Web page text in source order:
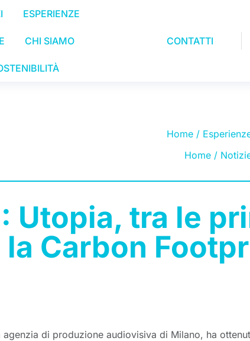
ESPERIENZE
CHI SIAMO CONTATTI
Home /
Home /
Utopia, tra le
Carbon
di produzione audiovisiva di Milano, ha